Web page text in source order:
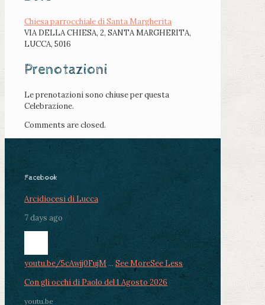
Chiesa parrocchiale di Santa Margherita
VIA DELLA CHIESA, 2, SANTA MARGHERITA,
LUCCA, 5016
Prenotazioni
Le prenotazioni sono chiuse per questa
Celebrazione.
Comments are closed.
Facebook
Arcidiocesi di Lucca
7 days ago
youtu.be/5cAwjj0FujM ... See MoreSee Less
Con gli occhi di Paolo del 1 Agosto 2026
youtu.be